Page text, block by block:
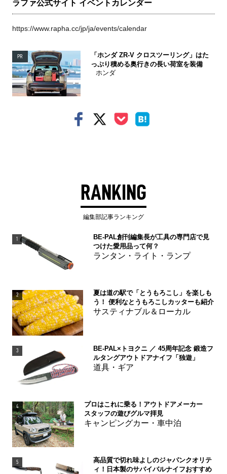
ラファ公式サイト イベントカレンダー
https://www.rapha.cc/jp/ja/events/calendar
PR
「ホンダ ZR-V クロスツーリング」はた
っぷり積める奥行きの長い荷室を装備
ホンダ
RANKING
編集部記事ランキング
1
BE-PAL創刊編集長が工具の専門店で見
つけた愛用品って何？
ランタン・ライト・ランプ
2
夏は道の駅で「とうもろこし」を楽しも
う！ 便利なとうもろこしカッターも紹介
サスティナブル＆ローカル
3
BE-PAL×トヨクニ ／ 45周年記念 鍛造フ
ルタングアウトドアナイフ「独遊」
道具・ギア
4
プロはこれに乗る！アウトドアメーカー
スタッフの遊びグルマ拝見
キャンピングカー・車中泊
5
高品質で切れ味よしのジャパンクオリテ
ィ！日本製のサバイバルナイフおすすめ